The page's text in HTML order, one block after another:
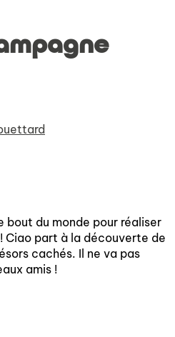
bout du monde pour réaliser
Ciao part à la découverte de
cachés. Il ne va pas
amis !